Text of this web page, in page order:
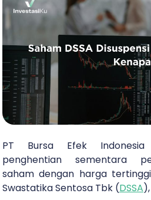
PT Bursa Efek Indonesia
penghentian sementara
saham dengan harga
Swastatika Sentosa Tbk (DSSA